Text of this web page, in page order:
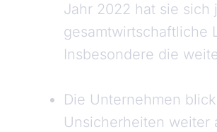
Jahr 2022 hat sie
gesamtwirtschaftliche
Insbesondere die
Die Unternehmen
Unsicherheiten weiter